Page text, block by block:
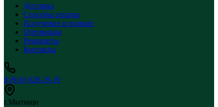
Доставка
Способы оплаты
Получение и возврат
Оптовикам
Реквизиты
Контакты
8 (916) 028-19-19
г.Мытищи